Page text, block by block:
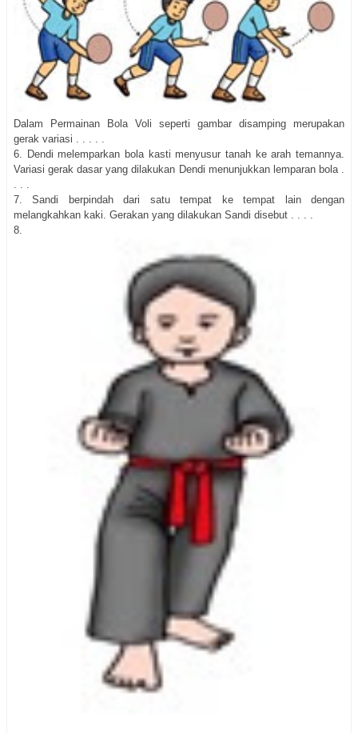
Dalam Permainan Bola Voli seperti gambar disamping merupakan
gerak variasi . . . . .
6. Dendi melemparkan bola kasti menyusur tanah ke arah temannya.
Variasi gerak dasar yang dilakukan Dendi menunjukkan lemparan bola .
7. Sandi berpindah dari satu tempat ke tempat lain dengan
melangkahkan kaki. Gerakan yang dilakukan Sandi disebut . . . .
8.